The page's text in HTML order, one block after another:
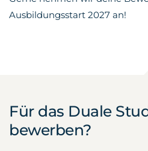
Ausbildungsstart 2027 an!
Für das Duale
bewerben?